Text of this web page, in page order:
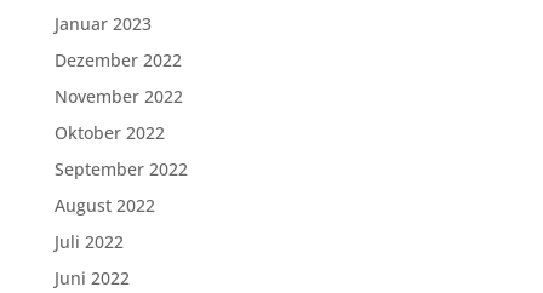
Januar 2023
Dezember 2022
November 2022
Oktober 2022
September 2022
August 2022
Juli 2022
Juni 2022